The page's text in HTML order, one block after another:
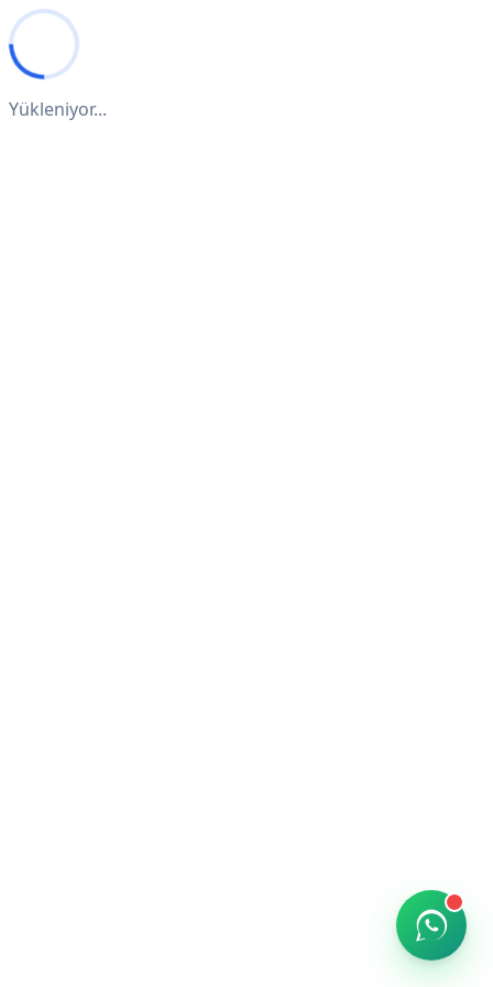
Yükleniyor...